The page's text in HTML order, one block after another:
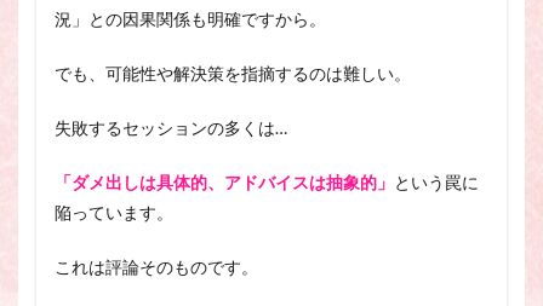
況」との因果関係も明確ですから。
でも、可能性や解決策を指摘するのは難しい。
失敗するセッションの多くは…
「ダメ出しは具体的、アドバイスは抽象的」 という罠に
陥っています。
これは評論そのものです。